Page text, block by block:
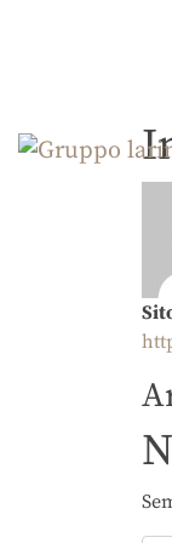
Main